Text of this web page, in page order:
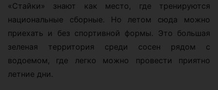
«Стайки» знают как место, где тренируются
национальные сборные. Но летом сюда можно
приехать и без спортивной формы. Это большая
зеленая территория среди сосен рядом с
водоемом, где легко можно провести приятно
летние дни.